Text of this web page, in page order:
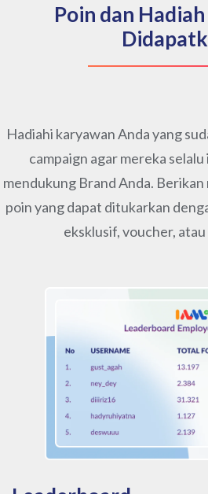
Poin dan
Hadiahi karyawan Anda yang
campaign agar mereka
mendukung Brand Anda.
poin yang dapat ditukarkan
eksklusif, voucher,